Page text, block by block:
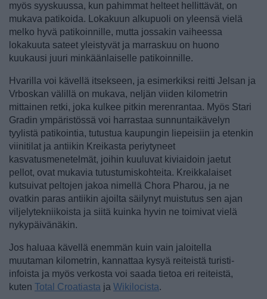
myös syyskuussa, kun pahimmat helteet hellittävät, on
mukava patikoida. Lokakuun alkupuoli on yleensä vielä
melko hyvä patikoinnille, mutta jossakin vaiheessa
lokakuuta sateet yleistyvät ja marraskuu on huono
kuukausi juuri minkäänlaiselle patikoinnille.
Hvarilla voi kävellä itsekseen, ja esimerkiksi reitti Jelsan ja
Vrboskan välillä on mukava, neljän viiden kilometrin
mittainen retki, joka kulkee pitkin merenrantaa. Myös Stari
Gradin ympäristössä voi harrastaa sunnuntaikävelyn
tyylistä patikointia, tutustua kaupungin liepeisiin ja etenkin
viinitilat ja antiikin Kreikasta periytyneet
kasvatusmenetelmät, joihin kuuluvat kiviaidoin jaetut
pellot, ovat mukavia tutustumiskohteita. Kreikkalaiset
kutsuivat peltojen jakoa nimellä Chora Pharou, ja ne
ovatkin paras antiikin ajoilta säilynyt muistutus sen ajan
viljelytekniikoista ja siitä kuinka hyvin ne toimivat vielä
nykypäivänäkin.
Jos haluaa kävellä enemmän kuin vain jaloitella
muutaman kilometrin, kannattaa kysyä reiteistä turisti-
infoista ja myös verkosta voi saada tietoa eri reiteistä,
kuten Total Croatiasta ja Wikilocista.